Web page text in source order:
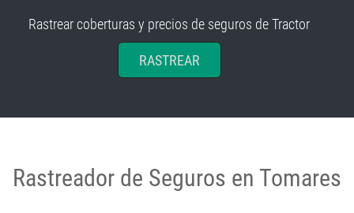
Rastrear coberturas y precios de seguros de Tractor
RASTREAR
Rastreador de Seguros en Tomares